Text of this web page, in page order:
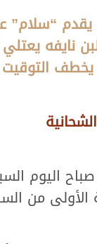
“سلام”
نايفه
يخطف
من السباق